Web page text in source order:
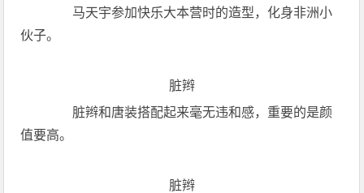
马天宇参加快乐大本营时的造型，化身非洲小
伙子。
脏辫
脏辫和唐装搭配起来毫无违和感，重要的是颜
值要高。
脏辫